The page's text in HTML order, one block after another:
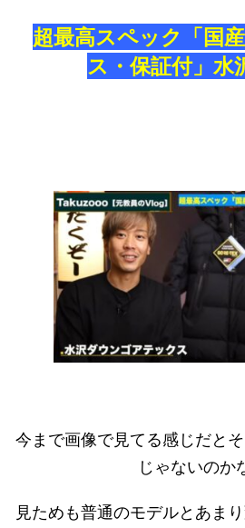
超最高スペック「国
ス・保証付」水
今まで画像で見てる感じだと
じゃないのか
見ためも普通のモデルとあま